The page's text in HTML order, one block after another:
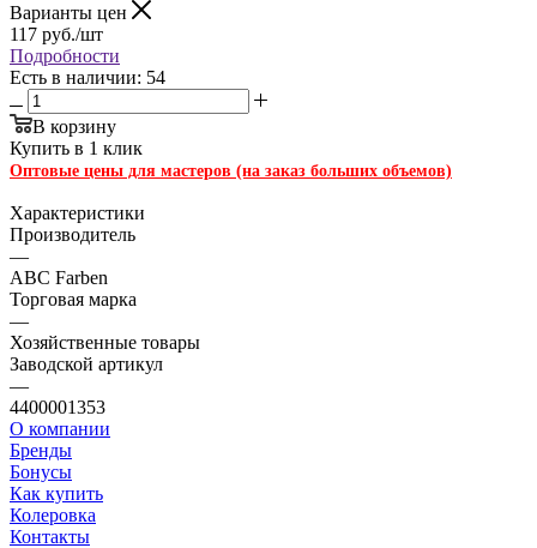
Варианты цен
117 руб./шт
Подробности
Есть в наличии: 54
В корзину
Купить в 1 клик
Оптовые цены для мастеров (на заказ больших объемов)
Характеристики
Производитель
—
ABC Farben
Торговая марка
—
Хозяйственные товары
Заводской артикул
—
4400001353
О компании
Бренды
Бонусы
Как купить
Колеровка
Контакты